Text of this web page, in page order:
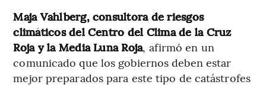
Maja Vahlberg, consultora de riesgos
climáticos del Centro del Clima de la Cruz
Roja y la Media Luna Roja, afirmó en un
comunicado que los gobiernos deben estar
mejor preparados para este tipo de catástrofes